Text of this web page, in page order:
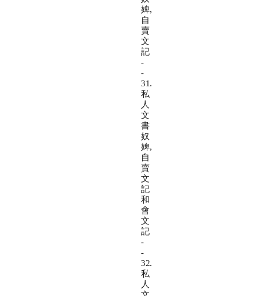
婢,
自
賣
文
記
-
-
31.
私
人
文
書
奴
婢,
自
賣
文
記
和
會
文
記
-
-
32.
私
人